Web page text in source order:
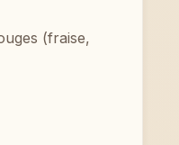
(fraise,